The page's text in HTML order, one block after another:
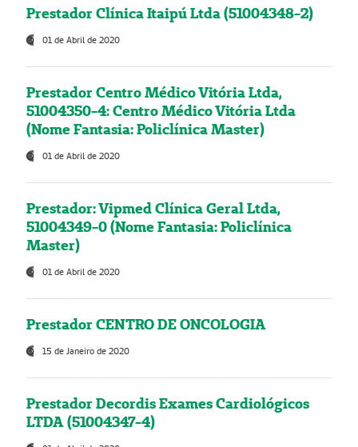
Prestador Clínica Itaipú Ltda (51004348-2)
01 de Abril de 2020
Prestador Centro Médico Vitória Ltda,
51004350-4: Centro Médico Vitória Ltda
(Nome Fantasia: Policlínica Master)
01 de Abril de 2020
Prestador: Vipmed Clínica Geral Ltda,
51004349-0 (Nome Fantasia: Policlínica
Master)
01 de Abril de 2020
Prestador CENTRO DE ONCOLOGIA
15 de Janeiro de 2020
Prestador Decordis Exames Cardiológicos
LTDA (51004347-4)